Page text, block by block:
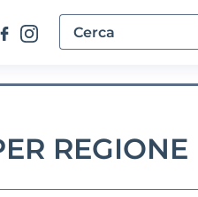
REGIONE